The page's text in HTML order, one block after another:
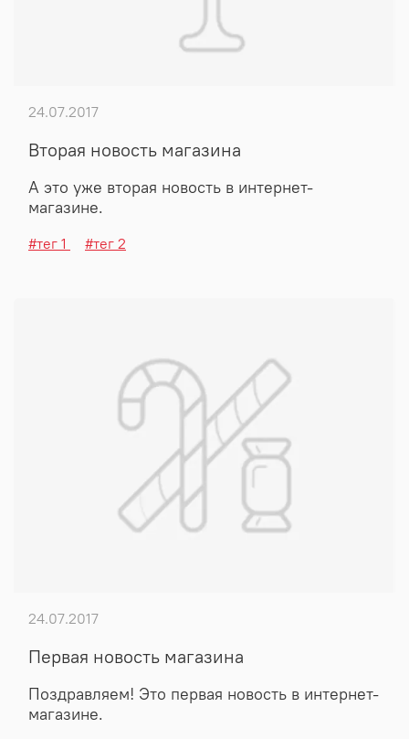
Вторая новость магазина
А это уже вторая новость в интернет-
магазине.
24.07.2017
#тег 1 #тег 2
Первая новость магазина
Поздравляем! Это первая новость в интернет-
магазине.
24.07.2017